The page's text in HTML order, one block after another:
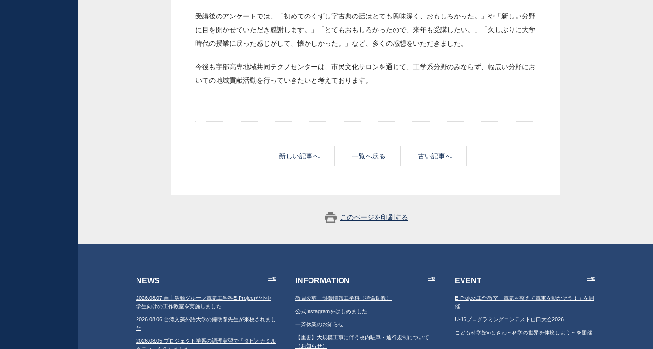
受講後のアンケートでは、「初めてのくずし字古典の話はとても興味深く、おもしろかった。」や「新しい分野
に目を開かせていただき感謝します。」「とてもおもしろかったので、来年も受講したい。」「久しぶりに大学
時代の授業に戻った感じがして、懐かしかった。」など、多くの感想をいただきました。
今後も宇部高専地域共同テクノセンターは、市民文化サロンを通じて、工学系分野のみならず、幅広い分野にお
いての地域貢献活動を行っていきたいと考えております。
新しい記事へ 一覧へ戻る 古い記事へ
このページを印刷する
NEWS 一覧
2026.08.07 自主活動グループ電気工学科E-Projectが小中
学生向けの工作教室を実施しました
2026.08.06 台湾文藻外語大学の鐘明彥先生が来校されまし
た
2026.08.05 プロジェクト学習の調理実習で「タピオカミル
INFORMATION 一覧
教員公募 制御情報工学科（特命助教）
公式Instagramをはじめました
一斉休業のお知らせ
【重要】大規模工事に伴う校内駐車・通行規制について
（お知らせ）
EVENT 一覧
E-Project工作教室「電気を整えて電車を動かそう！」を開
催
U-16プログラミングコンテスト山口大会2026
こども科学館inときわ～科学の世界を体験しよう～を開催